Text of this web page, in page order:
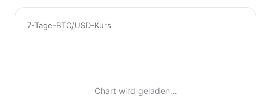
7-Tage-BTC/USD-Kurs
Chart wird geladen…